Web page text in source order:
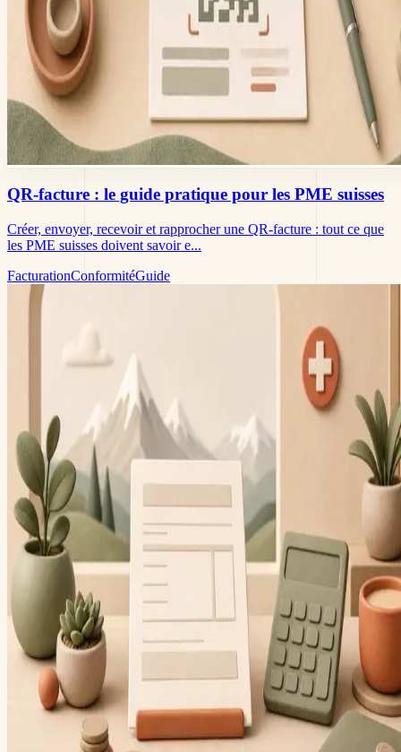
QR-facture : le guide pratique pour les PME suisses
Créer, envoyer, recevoir et rapprocher une QR-facture : tout ce que
les PME suisses doivent savoir e...
FacturationConformitéGuide